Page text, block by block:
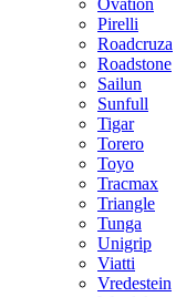
Ovation
Pirelli
Roadcruza
Roadstone
Sailun
Sunfull
Tigar
Torero
Toyo
Tracmax
Triangle
Tunga
Unigrip
Viatti
Vredestein